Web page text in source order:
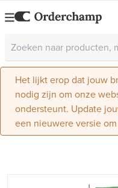
Het lijkt erop dat jouw
nodig zijn om onze
ondersteunt. Update
een nieuwere versie